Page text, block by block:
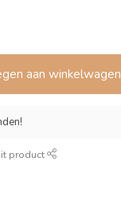
aan winkelwagen
product